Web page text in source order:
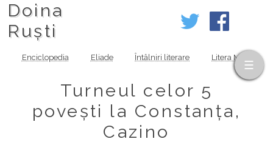
Doina
Ruști
Enciclopedia Eliade Întâlniri literare Litera MOV
Turneul celor 5
povești la Constanța,
Cazino